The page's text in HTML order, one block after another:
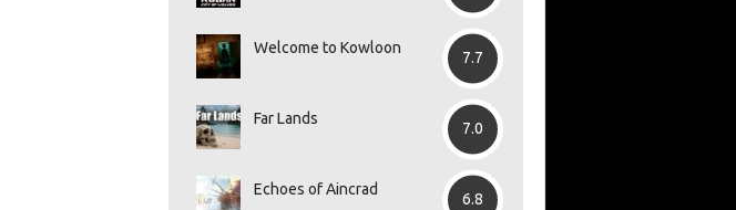
Welcome to Kowloon
7.7
Far Lands
7.0
Echoes of Aincrad
6.8